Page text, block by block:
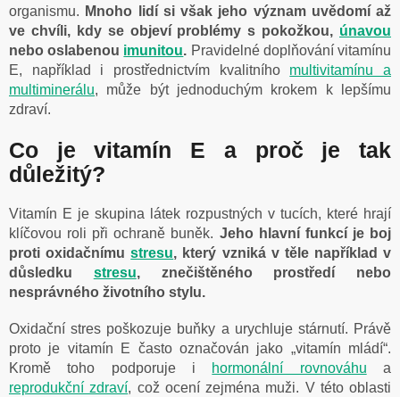
organismu. Mnoho lidí si však jeho význam uvědomí až
ve chvíli, kdy se objeví problémy s pokožkou, únavou
nebo oslabenou imunitou. Pravidelné doplňování vitamínu
E, například i prostřednictvím kvalitního multivitamínu a
multiminerálu, může být jednoduchým krokem k lepšímu
zdraví.
Co je vitamín E a proč je tak
důležitý?
Vitamín E je skupina látek rozpustných v tucích, které hrají
klíčovou roli při ochraně buněk. Jeho hlavní funkcí je boj
proti oxidačnímustresu, který vzniká v těle například v
důsledku stresu, znečištěného prostředí nebo
nesprávného životního stylu.
Oxidační stres poškozuje buňky a urychluje stárnutí. Právě
proto je vitamín E často označován jako „vitamín mládí“.
Kromě toho podporuje i hormonální rovnováhu a
reprodukční zdraví, což ocení zejména muži. V této oblasti